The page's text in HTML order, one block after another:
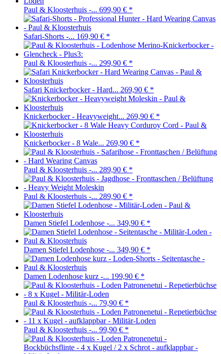
Paul & Kloosterhuis -... 699,90 € *
Safari-Shorts -... 169,90 € *
Paul & Kloosterhuis -... 299,90 € *
Safari Knickerbocker - Hard... 269,90 € *
Knickerbocker - Heavyweight... 269,90 € *
Knickerbocker - 8 Wale... 269,90 € *
Paul & Kloosterhuis -... 289,90 € *
Paul & Kloosterhuis -... 289,90 € *
Damen Stiefel Lodenhose -... 349,90 € *
Damen Stiefel Lodenhose -... 349,90 € *
Damen Lodenhose kurz -... 199,90 € *
Paul & Kloosterhuis -... 79,90 € *
Paul & Kloosterhuis -... 99,90 € *